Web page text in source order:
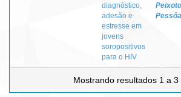
diagnóstico,
adesão e
estresse em
jovens
soropositivos
para o HIV
Peixoto
Pessôa
Mostrando resultados 1 a 3